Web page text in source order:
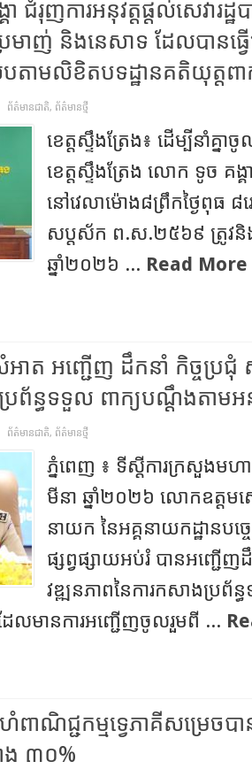
ជំរុញការ​អនុវត្ត​ផ្តល់សេវារដ្
រមាញ់ និងនេសាទ ដែលបានធ្វើ
បតាមលិខិតបទដ្ឋានគតិយុត្តពា
ព័ត៌មានជាតិ, ព័ត៌មានថ្មី
ខេត្ត​ស្ទឹងត្រែង​៖​ ដើម្បី​នាំគ្ន
ខេត្តស្ទឹងត្រែង​ លោក​ ទូច​ គង្
នៅវេលាម៉ោង៨ព្រឹកថ្ងៃពុធ ៨
សប្តស័ក ព.ស.២៥៦៩ ត្រូវនិង
ឆ្នាំ២០២៦​ ... Read More
អញ្ជើញ ដឹកនាំ កិច្ចប្រជុំ ស្
រព័ន្ធទទួល ពាក្យបណ្តឹងតាម
ព័ត៌មានជាតិ, ព័ត៌មានថ្មី
ភ្នំពេញ ៖ ទីស្ដីការក្រសួងមហា
មីនា ឆ្នាំ២០២៦ លោកឧត្ត
នាយក នៃអគ្គនាយកដ្ឋានបច្
ផ្សព្វផ្សាយអប់រំ បានអញ្ជើញ
វឌ្ឍនភាពនៃការកសាងប្រព័
លមានការអញ្ជេីញចូលរួមពី ...
ពាណិជ្ជកម្មទ្វេភាគីសម្រេច​
ង ៣០%